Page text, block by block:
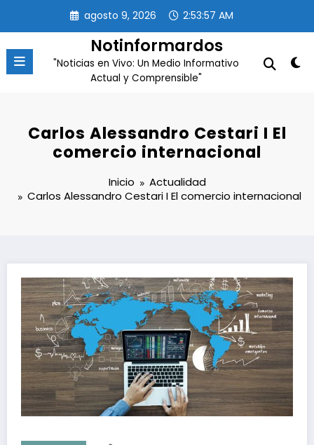
contenido
agosto 9, 2026 2:53:58 AM
Notinformardos
"Noticias en Vivo: Un Medio Informativo
Actual y Comprensible"
Carlos Alessandro Cestari I El
comercio internacional
Inicio
Actualidad
Carlos Alessandro Cestari I El comercio internacional